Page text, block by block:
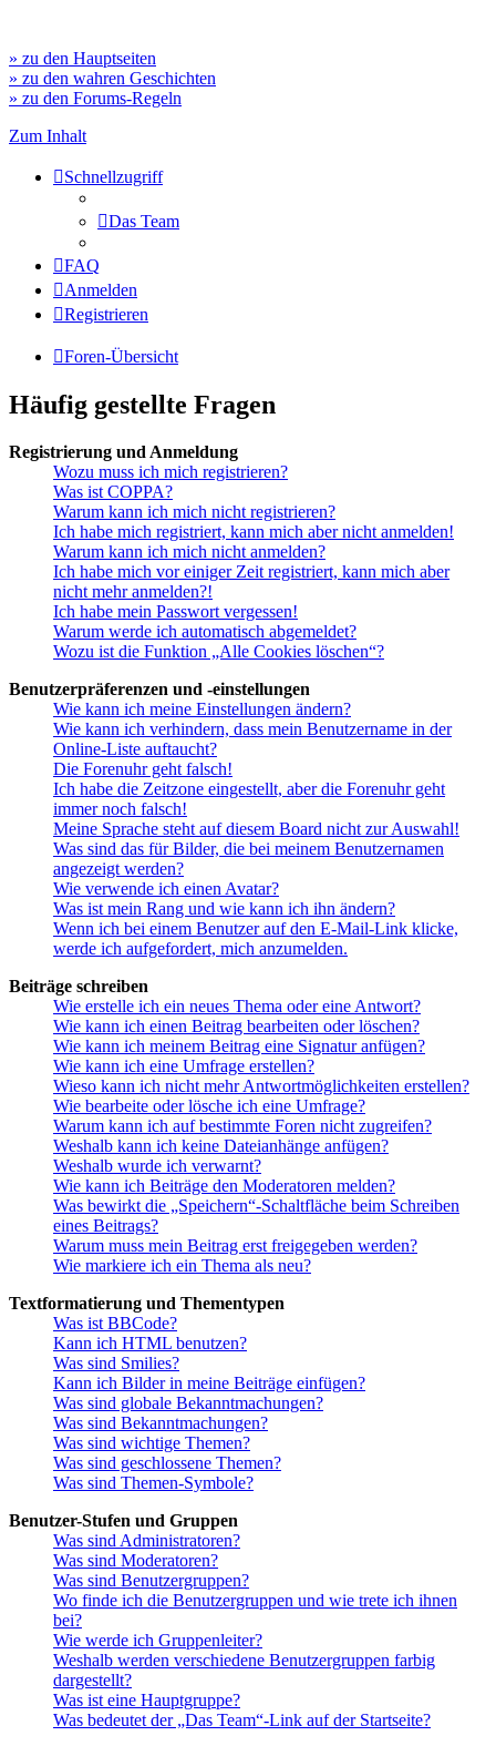
» zu den Hauptseiten
» zu den wahren Geschichten
» zu den Forums-Regeln
Zum Inhalt
Schnellzugriff
Das Team
FAQ
Anmelden
Registrieren
Foren-Übersicht
Häufig gestellte Fragen
Registrierung und Anmeldung
Wozu muss ich mich registrieren?
Was ist COPPA?
Warum kann ich mich nicht registrieren?
Ich habe mich registriert, kann mich aber nicht anmelden!
Warum kann ich mich nicht anmelden?
Ich habe mich vor einiger Zeit registriert, kann mich aber
nicht mehr anmelden?!
Ich habe mein Passwort vergessen!
Warum werde ich automatisch abgemeldet?
Wozu ist die Funktion „Alle Cookies löschen“?
Benutzerpräferenzen und -einstellungen
Wie kann ich meine Einstellungen ändern?
Wie kann ich verhindern, dass mein Benutzername in der
Online-Liste auftaucht?
Die Forenuhr geht falsch!
Ich habe die Zeitzone eingestellt, aber die Forenuhr geht
immer noch falsch!
Meine Sprache steht auf diesem Board nicht zur Auswahl!
Was sind das für Bilder, die bei meinem Benutzernamen
angezeigt werden?
Wie verwende ich einen Avatar?
Was ist mein Rang und wie kann ich ihn ändern?
Wenn ich bei einem Benutzer auf den E-Mail-Link klicke,
werde ich aufgefordert, mich anzumelden.
Beiträge schreiben
Wie erstelle ich ein neues Thema oder eine Antwort?
Wie kann ich einen Beitrag bearbeiten oder löschen?
Wie kann ich meinem Beitrag eine Signatur anfügen?
Wie kann ich eine Umfrage erstellen?
Wieso kann ich nicht mehr Antwortmöglichkeiten erstellen?
Wie bearbeite oder lösche ich eine Umfrage?
Warum kann ich auf bestimmte Foren nicht zugreifen?
Weshalb kann ich keine Dateianhänge anfügen?
Weshalb wurde ich verwarnt?
Wie kann ich Beiträge den Moderatoren melden?
Was bewirkt die „Speichern“-Schaltfläche beim Schreiben
eines Beitrags?
Warum muss mein Beitrag erst freigegeben werden?
Wie markiere ich ein Thema als neu?
Textformatierung und Thementypen
Was ist BBCode?
Kann ich HTML benutzen?
Was sind Smilies?
Kann ich Bilder in meine Beiträge einfügen?
Was sind globale Bekanntmachungen?
Was sind Bekanntmachungen?
Was sind wichtige Themen?
Was sind geschlossene Themen?
Was sind Themen-Symbole?
Benutzer-Stufen und Gruppen
Was sind Administratoren?
Was sind Moderatoren?
Was sind Benutzergruppen?
Wo finde ich die Benutzergruppen und wie trete ich ihnen
bei?
Wie werde ich Gruppenleiter?
Weshalb werden verschiedene Benutzergruppen farbig
dargestellt?
Was ist eine Hauptgruppe?
Was bedeutet der „Das Team“-Link auf der Startseite?